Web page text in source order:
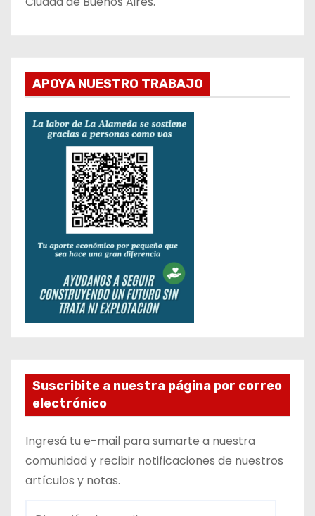
APOYA NUESTRO TRABAJO
Suscribite a nuestra página por correo
electrónico
Ingresá tu e-mail para sumarte a nuestra
comunidad y recibir notificaciones de nuestros
artículos y notas.